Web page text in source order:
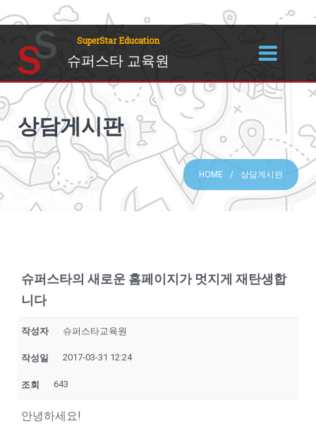
SuperStar Education
슈퍼스타 교육원
상담게시판
HOME 상담게시판
슈퍼스타의 새로운 홈페이지가 멋지게 재탄생합
니다
작성자 슈퍼스타교육원
작성일 2017-03-31 12:24
조회 643
안녕하세요!